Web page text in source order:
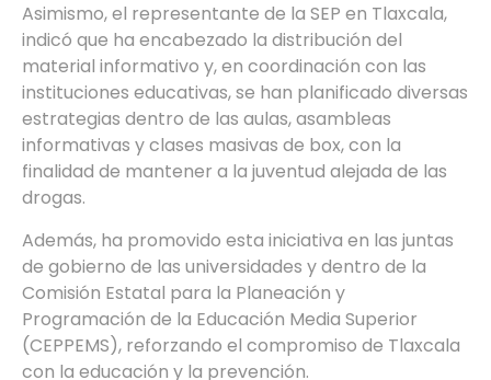
Asimismo, el representante de la SEP en Tlaxcala,
indicó que ha encabezado la distribución del
material informativo y, en coordinación con las
instituciones educativas, se han planificado diversas
estrategias dentro de las aulas, asambleas
informativas y clases masivas de box, con la
finalidad de mantener a la juventud alejada de las
drogas.
Además, ha promovido esta iniciativa en las juntas
de gobierno de las universidades y dentro de la
Comisión Estatal para la Planeación y
Programación de la Educación Media Superior
(CEPPEMS), reforzando el compromiso de Tlaxcala
con la educación y la prevención.